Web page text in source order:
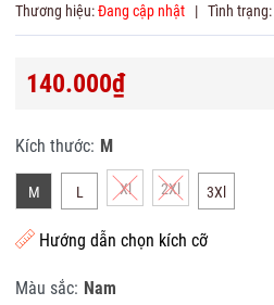
Thương hiệu:Đang cập nhật | Tình trạng:
140.000₫
Kích thước: M
M L Xl 2Xl 3Xl
Hướng dẫn chọn kích cỡ
Màu sắc: Nam